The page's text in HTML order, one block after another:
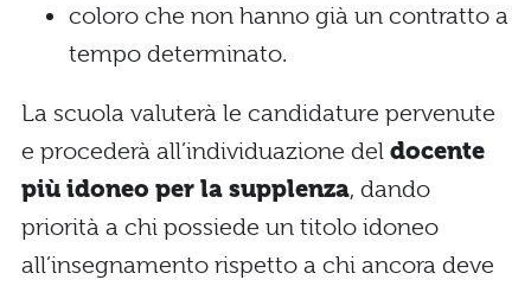
coloro che non hanno già un contratto a
tempo determinato.
La scuola valuterà le candidature pervenute
e procederà all’individuazione del docente
più idoneo per la supplenza, dando
priorità a chi possiede un titolo idoneo
all’insegnamento rispetto a chi ancora deve